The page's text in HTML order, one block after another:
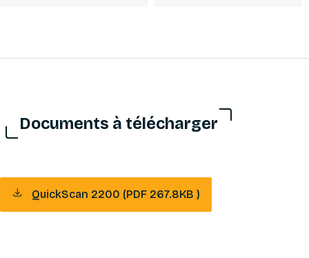
Documents à télécharger
QuickScan 2200 (PDF 267.8KB )